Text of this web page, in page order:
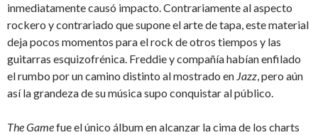
inmediatamente causó impacto. Contrariamente al aspecto
rockero y contrariado que supone el arte de tapa, este material
deja pocos momentos para el rock de otros tiempos y las
guitarras esquizofrénica. Freddie y compañía habían enfilado
el rumbo por un camino distinto al mostrado en Jazz, pero aún
así la grandeza de su música supo conquistar al público.
The Gamefue el único álbum en alcanzar la cima de los charts